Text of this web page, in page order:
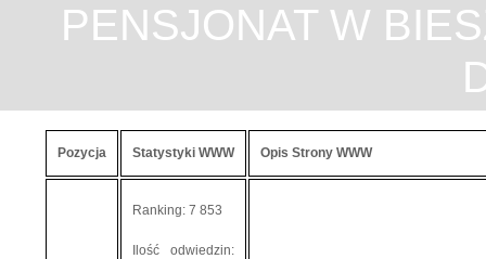
PENSJONAT W
Pozycja Statystyki WWW Opis Strony WWW
Ranking: 7 853
Ilość odwiedzin: